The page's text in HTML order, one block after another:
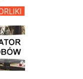
cmentarzu - grobnet